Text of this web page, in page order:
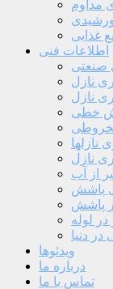
اطلاعات فنی
صنعتی
نازل
نازل
خطی
نازلها
نازل
از آب
پاشش
پاشش
لوله
در دنیا
ویدئوها
درباره ما
تماس با ما